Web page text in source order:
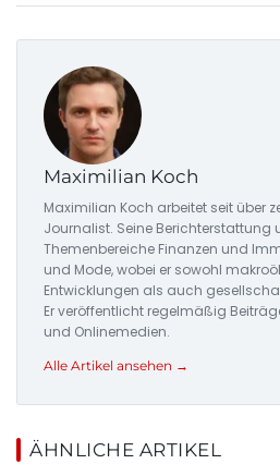
Maximilian Koch
Maximilian Koch arbeitet seit über
Journalist. Seine Berichterstattung
Themenbereiche Finanzen und
und Mode, wobei er sowohl
Entwicklungen als auch
Er veröffentlicht regelmäßig
und Onlinemedien.
Alle Artikel ansehen →
ÄHNLICHE ARTIKEL